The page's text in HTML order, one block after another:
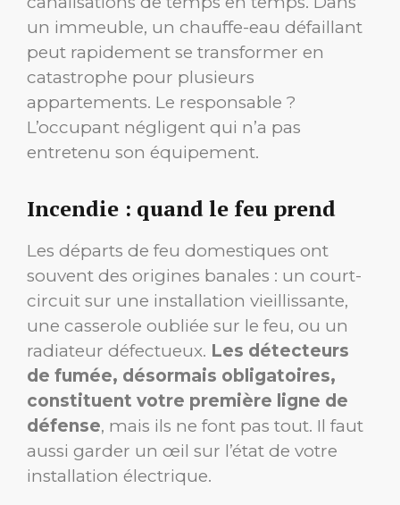
un immeuble, un chauffe-eau défaillant
peut rapidement se transformer en
catastrophe pour plusieurs
appartements. Le responsable ?
L’occupant négligent qui n’a pas
entretenu son équipement.
Incendie : quand le feu prend
Les départs de feu domestiques ont
souvent des origines banales : un court-
circuit sur une installation vieillissante,
une casserole oubliée sur le feu, ou un
radiateur défectueux. Les détecteurs
de fumée, désormais obligatoires,
constituent votre première ligne de
défense, mais ils ne font pas tout. Il faut
aussi garder un œil sur l’état de votre
installation électrique.